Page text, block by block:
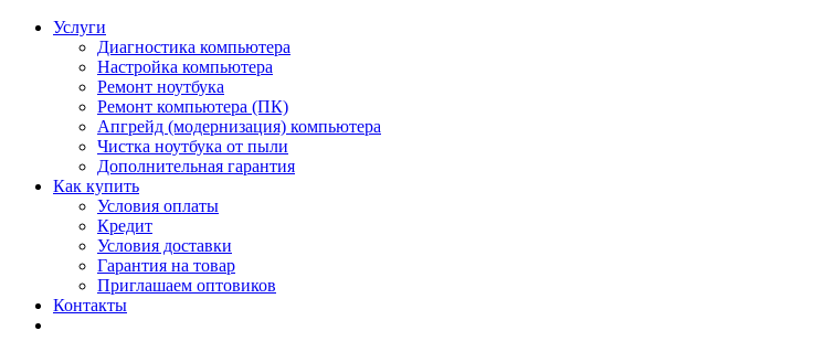
Услуги
Диагностика компьютера
Настройка компьютера
Ремонт ноутбука
Ремонт компьютера (ПК)
Апгрейд (модернизация) компьютера
Чистка ноутбука от пыли
Дополнительная гарантия
Как купить
Условия оплаты
Кредит
Условия доставки
Гарантия на товар
Приглашаем оптовиков
Контакты